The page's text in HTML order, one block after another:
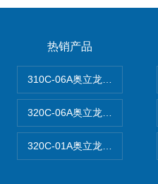
热销产品
310C-06A奥立龙实验室台式
320C-06A奥立龙实验室便携
320C-01A奥立龙实验室便携